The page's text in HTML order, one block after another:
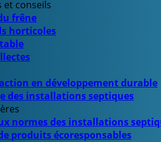
conseils
frêne
horticoles
en développement durable
des installations septiques
normes des installations
produits écoresponsables